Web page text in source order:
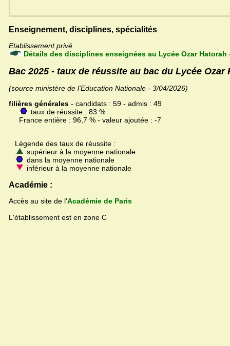
Enseignement, disciplines, spécialités
Etablissement privé
Détails des disciplines enseignées au Lycée Ozar Hatorah
Bac 2025 - taux de réussite au bac du Lycée Ozar
(source ministère de l'Education Nationale - 3/04/2026)
filières générales - candidats : 59 - admis : 49
taux de réussite : 83 %
France entière : 96,7 % - valeur ajoutée : -7
Légende des taux de réussite :
supérieur à la moyenne nationale
dans la moyenne nationale
inférieur à la moyenne nationale
Académie :
Accès au site de l'Académie de Paris
L'établissement est en zone C